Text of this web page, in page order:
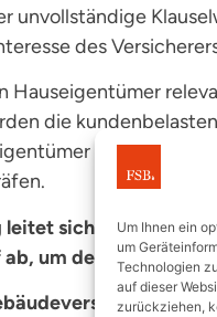
Um Ihnen ein
um
Technologien
auf dieser
zurückziehen,
unvollständige
des
Hauseigentümer
die
kenne seine
sich nach
um den